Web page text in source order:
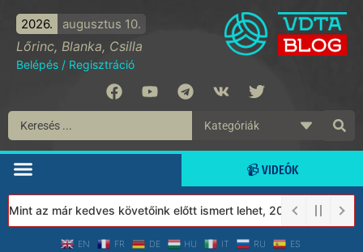
2026. augusztus 10.
Lőrinc, Blanka, Csilla
Belépés / Regisztráció
📹 VIDEÓK
az már kedves követőink előtt ismert lehet, 2023-tól a
EN FR DE HU IT RU ES